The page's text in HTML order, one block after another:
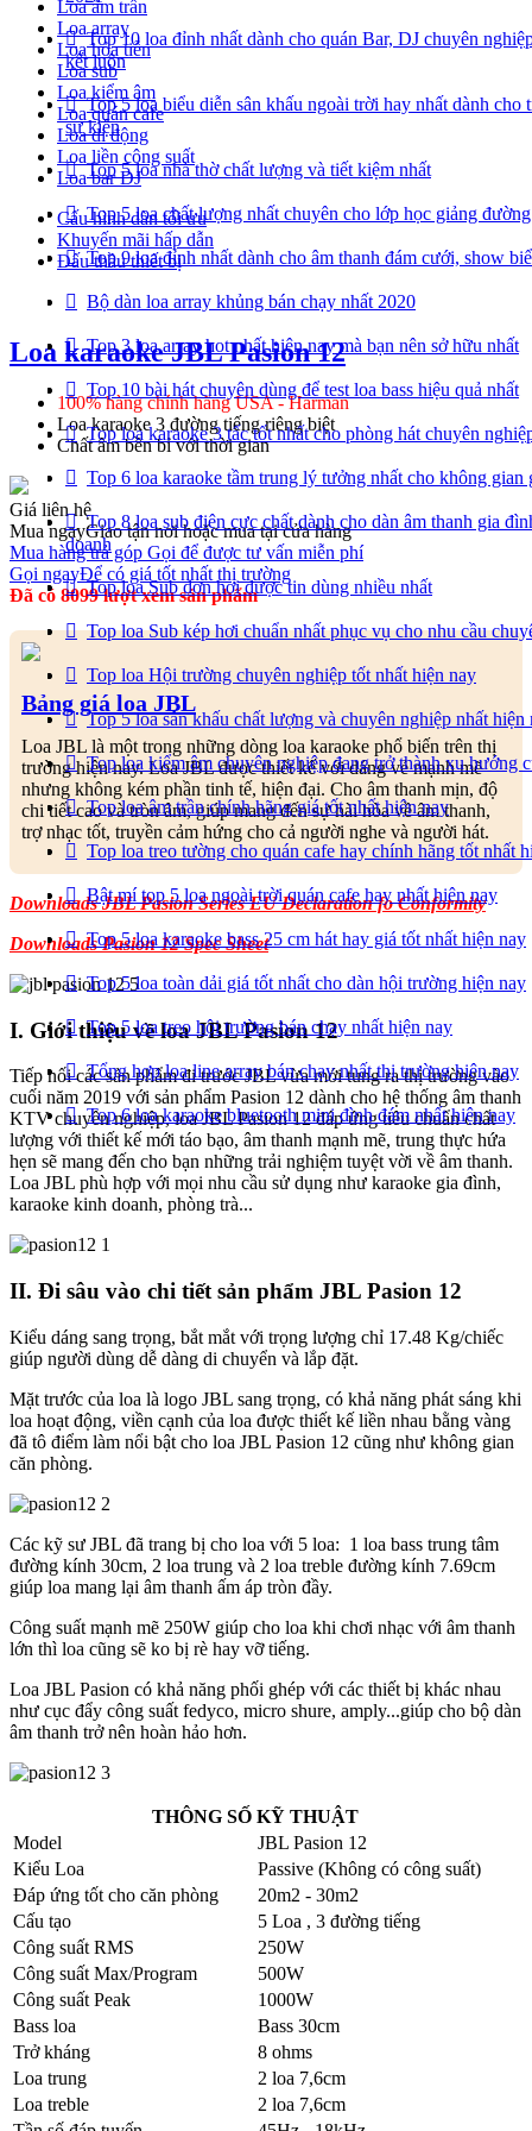
Loa âm trần
Loa array
Loa hỏa tiễn
Loa sub
Loa kiểm âm
Loa quán cafe
Loa di động
Loa liền công suất
Loa bar DJ
Cấu hình dàn tối ưu
Khuyến mãi hấp dẫn
Đấu thầu thiết bị
Loa karaoke JBL Pasion 12
100% hàng chính hãng USA - Harman
Loa karaoke 3 đường tiếng riêng biệt
Chất âm bền bỉ với thời gian
Giá liên hệ
Mua ngayGiao tận nơi hoặc mua tại cửa hàng
Mua hàng trả góp Gọi để được tư vấn miễn phí
Gọi ngayĐể có giá tốt nhất thị trường
Đã có 8099 lượt xem sản phẩm
Bảng giá loa JBL
Loa JBL là một trong những dòng loa karaoke phổ biến trên thị
trường hiện nay. Loa JBL được thiết kế với dáng vẻ mạnh mẽ
nhưng không kém phần tinh tế, hiện đại. Cho âm thanh mịn, độ
chi tiết cao và tròn âm, giúp mang đến sự hài hòa về âm thanh,
trợ nhạc tốt, truyền cảm hứng cho cả người nghe và người hát.
Downloads JBL Pasion Series EU Declaration fo Conformity
Downloads Pasion 12 Spec Sheet
I. Giới thiệu về loa JBL Pasion 12
Tiếp nối các sản phẩm đi trước JBL vừa mới tung ra thị trường vào
cuối năm 2019 với sản phẩm Pasion 12 dành cho hệ thống âm thanh
KTV chuyên nghiệp, loa JBL Pasion 12 đáp ứng tiêu chuẩn chất
lượng với thiết kế mới táo bạo, âm thanh mạnh mẽ, trung thực hứa
hẹn sẽ mang đến cho bạn những trải nghiệm tuyệt vời về âm thanh.
Loa JBL phù hợp với mọi nhu cầu sử dụng như karaoke gia đình,
karaoke kinh doanh, phòng trà...
II. Đi sâu vào chi tiết sản phẩm JBL Pasion 12
Kiểu dáng sang trọng, bắt mắt với trọng lượng chỉ 17.48 Kg/chiếc
giúp người dùng dễ dàng di chuyển và lắp đặt.
Mặt trước của loa là logo JBL sang trọng, có khả năng phát sáng khi
loa hoạt động, viền cạnh của loa được thiết kế liền nhau bằng vàng
đã tô điểm làm nổi bật cho loa JBL Pasion 12 cũng như không gian
căn phòng.
Các kỹ sư JBL đã trang bị cho loa với 5 loa: 1 loa bass trung tâm
đường kính 30cm, 2 loa trung và 2 loa treble đường kính 7.69cm
giúp loa mang lại âm thanh ấm áp tròn đầy.
Công suất mạnh mẽ 250W giúp cho loa khi chơi nhạc với âm thanh
lớn thì loa cũng sẽ ko bị rè hay vỡ tiếng.
Loa JBL Pasion có khả năng phối ghép với các thiết bị khác nhau
như cục đẩy công suất fedyco, micro shure, amply...giúp cho bộ dàn
âm thanh trở nên hoàn hảo hơn.
THÔNG SỐ KỸ THUẬT
Model
JBL Pasion 12
Kiểu Loa
Passive (Không có công suất)
Đáp ứng tốt cho căn phòng
20m2 - 30m2
Cấu tạo
5 Loa , 3 đường tiếng
Công suất RMS
250W
Công suất Max/Program
500W
Công suất Peak
1000W
Bass loa
Bass 30cm
Trở kháng
8 ohms
Loa trung
2 loa 7,6cm
Loa treble
2 loa 7,6cm
Top 10 loa đỉnh nhất dành cho quán Bar, DJ chuyên
kết luôn
Top 5 loa biểu diễn sân khấu ngoài trời hay nhất dành cho
sự kiện
Top 5 loa nhà thờ chất lượng và tiết kiệm nhất
Top 5 loa chất lượng nhất chuyên cho lớp học giảng đường
Top 9 loa đỉnh nhất dành cho âm thanh đám cưới, show
Bộ dàn loa array khủng bán chạy nhất 2020
Top 3 loa array hot nhất hiện nay mà bạn nên sở hữu nhất
Top 10 bài hát chuyên dùng để test loa bass hiệu quả nhất
Top loa karaoke 3 tấc tốt nhất cho phòng hát chuyên
Top 6 loa karaoke tầm trung lý tưởng nhất cho không gian
Top 8 loa sub điện cực chất dành cho dàn âm thanh gia
doanh
Top loa Sub đơn hơi được tin dùng nhiều nhất
Top loa Sub kép hơi chuẩn nhất phục vụ cho nhu cầu
Top loa Hội trường chuyên nghiệp tốt nhất hiện nay
Top 5 loa sân khấu chất lượng và chuyên nghiệp nhất hiện
Top loa kiểm âm chuyên nghiệp đang trở thành xu hướng
Top loa âm trần chính hãng giá tốt nhất hiện nay
Top loa treo tường cho quán cafe hay chính hãng tốt nhất
Bật mí top 5 loa ngoài trời quán cafe hay nhất hiện nay
Top 5 loa karaoke bass 25 cm hát hay giá tốt nhất hiện nay
Top 5 loa toàn dải giá tốt nhất cho dàn hội trường hiện nay
Top 5 loa treo hội trường bán chạy nhất hiện nay
Tổng hợp loa line array bán chạy nhất thị trường hiện nay
Top 6 loa karaoke bluetooth mini đình đám nhất hiện nay